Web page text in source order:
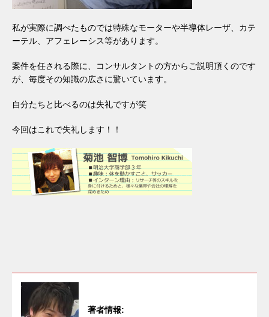
私が実際に調べたものでは特殊なモーターや半導体レーザ、カテ
ーテル、アフェレーシス等があります。
案件を任される際に、コンサルタントの方からご説明頂くのです
が、毎度その知識の広さに驚いています。
自分たちと比べるのは失礼ですが笑
今回はこれで失礼します！！
著者情報: